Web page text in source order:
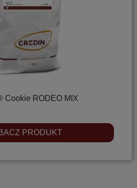
Cookie RODEO MIX
PRODUKT